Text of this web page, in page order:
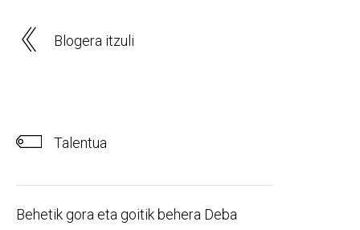
Blogera itzuli
Talentua
Behetik gora eta goitik behera Deba